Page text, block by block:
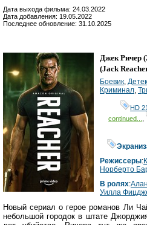
Дата выхода фильма: 24.03.2022
Дата добавления: 19.05.2022
Последнее обновление: 31.10.2025
Джек Ричер
(Jack
Боевик,
Криминал,
HD
continued...
Режиссеры:
Норберто
В ролях:
Уилла
Новый сериал о герое романов Ли
небольшой городок в штате